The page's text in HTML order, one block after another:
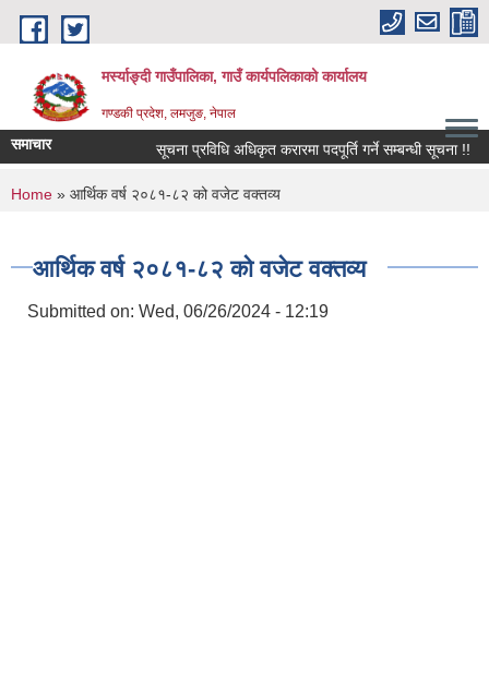
Skip to main content
मर्स्याङ्दी गाउँपालिका, गाउँ कार्यपलिकाको कार्यालय
गण्डकी प्रदेश, लमजुङ, नेपाल
समाचार सूचना प्रविधि अधिकृत करारमा पदपूर्ति गर्ने सम्बन्धी सूचना !!
You are here
Home » आर्थिक वर्ष २०८१-८२ को वजेट वक्तव्य
आर्थिक वर्ष २०८१-८२ को वजेट वक्तव्य
Submitted on: Wed, 06/26/2024 - 12:19